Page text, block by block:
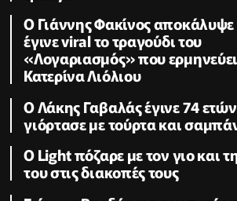
Ο Γιάννης Φακίνος
έγινε viral το τραγούδι του
«Λογαριασμός» που
Κατερίνα Λιόλιου
Ο Λάκης Γαβαλάς έγινε 74
γιόρτασε με τούρτα και
Ο Light πόζαρε με τον γιο και
του στις διακοπές τους